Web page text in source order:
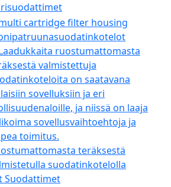
teräksestä
suodatinkotelolla
Suodattimet